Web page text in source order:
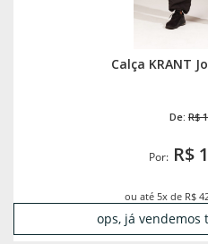
Calça KRANT
De: R$
Por: R$
ou até 5x de R$
ops, já vendemos